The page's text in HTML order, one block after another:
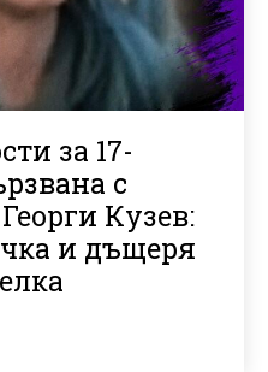
за 17-
с
Кузев:
и дъщеря